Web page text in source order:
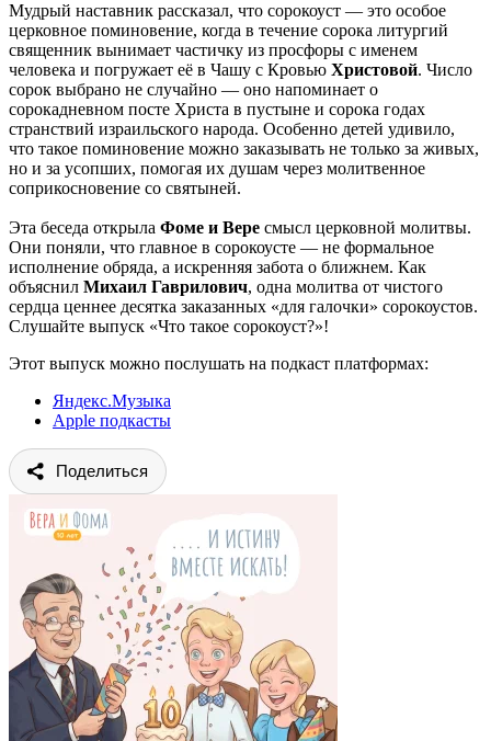
Мудрый наставник рассказал, что сорокоуст — это особое
церковное поминовение, когда в течение сорока литургий
священник вынимает частичку из просфоры с именем
человека и погружает её в Чашу с Кровью Христовой. Число
сорок выбрано не случайно — оно напоминает о
сорокадневном посте Христа в пустыне и сорока годах
странствий израильского народа. Особенно детей удивило,
что такое поминовение можно заказывать не только за живых,
но и за усопших, помогая их душам через молитвенное
соприкосновение со святыней.
Эта беседа открыла Фоме и Вере смысл церковной молитвы.
Они поняли, что главное в сорокоусте — не формальное
исполнение обряда, а искренняя забота о ближнем. Как
объяснил Михаил Гаврилович, одна молитва от чистого
сердца ценнее десятка заказанных «для галочки» сорокоустов.
Слушайте выпуск «Что такое сорокоуст?»!
Этот выпуск можно послушать на подкаст платформах:
Яндекс.Музыка
Apple подкасты
Поделиться